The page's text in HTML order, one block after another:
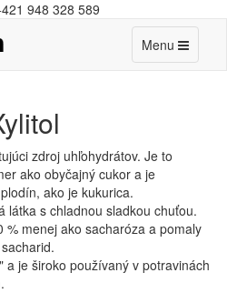
948 328 589
Toggle
navigation
Menu
zdroj uhľohydrátov. Je to
ako obyčajný cukor a je
ako je kukurica.
látka s chladnou sladkou chuťou.
menej ako sacharóza a pomaly
a je široko používaný v potravinách
.